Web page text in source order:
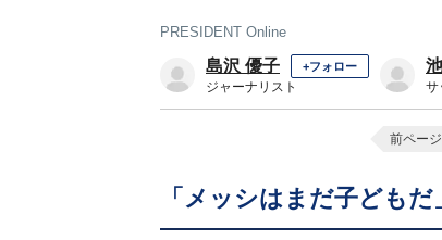
PRESIDENT Online
島沢 優子 +フォロー
ジャーナリスト サ
前ページ
「メッシはまだ子どもだ